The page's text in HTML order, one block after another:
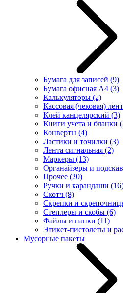
Бумага для записей (9)
Бумага офисная А4 (3)
Калькуляторы (2)
Кассовая (чековая)
Клей канцелярский (3)
Книги учета и бланки
Конверты (4)
Ластики и точилки (3)
Лента сигнальная (2)
Маркеры (13)
Органайзеры и
Прочее (20)
Ручки и карандаши (16)
Скотч (8)
Скрепки и
Степлеры и скобы (6)
Файлы и папки (11)
Этикет-пистолеты и
Мусорные пакеты